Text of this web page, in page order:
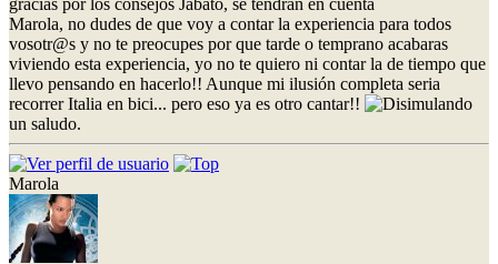
Marola, no dudes de que voy a contar la experiencia para todos
vosotr@s y no te preocupes por que tarde o temprano acabaras
viviendo esta experiencia, yo no te quiero ni contar la de tiempo que
llevo pensando en hacerlo!! Aunque mi ilusión completa seria
recorrer Italia en bici... pero eso ya es otro cantar!!
un saludo.
Marola